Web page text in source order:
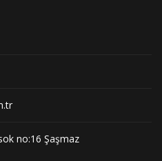
no:16 Şaşmaz